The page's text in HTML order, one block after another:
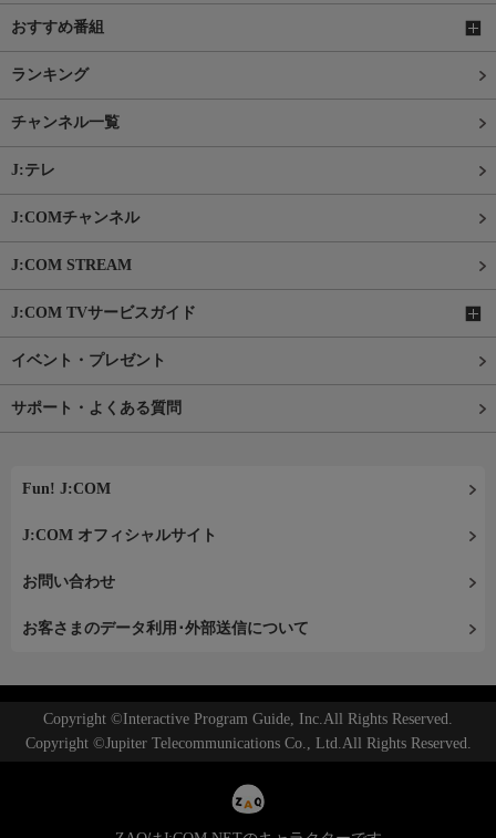
おすすめ番組
ランキング
チャンネル一覧
J:テレ
J:COMチャンネル
J:COM STREAM
J:COM TVサービスガイド
イベント・プレゼント
サポート・よくある質問
Fun! J:COM
J:COM オフィシャルサイト
お問い合わせ
お客さまのデータ利用･外部送信について
Copyright ©Interactive Program Guide, Inc.All Rights Reserved.
Copyright ©Jupiter Telecommunications Co., Ltd.All Rights Reserved.